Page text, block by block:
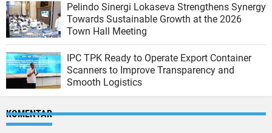
Pelindo Sinergi Lokaseva Strengthens Synergy
Towards Sustainable Growth at the 2026
Town Hall Meeting
IPC TPK Ready to Operate Export Container
Scanners to Improve Transparency and
Smooth Logistics
KOMENTAR